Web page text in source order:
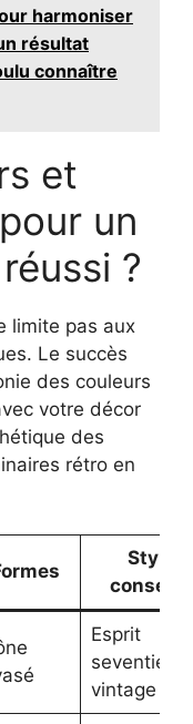
harmoniser
résultat
connaître
et
un
?
limite pas aux
Le succès
des couleurs
votre décor
des
rétro en
Style
conseillé
Esprit
seventies,
vintage